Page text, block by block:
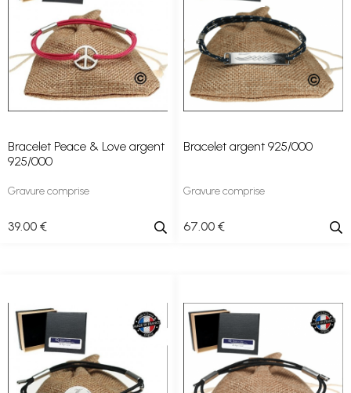
Bracelet Peace & Love argent
925/000
Gravure comprise
39.00 €
Bracelet argent 925/000
Gravure comprise
67.00 €